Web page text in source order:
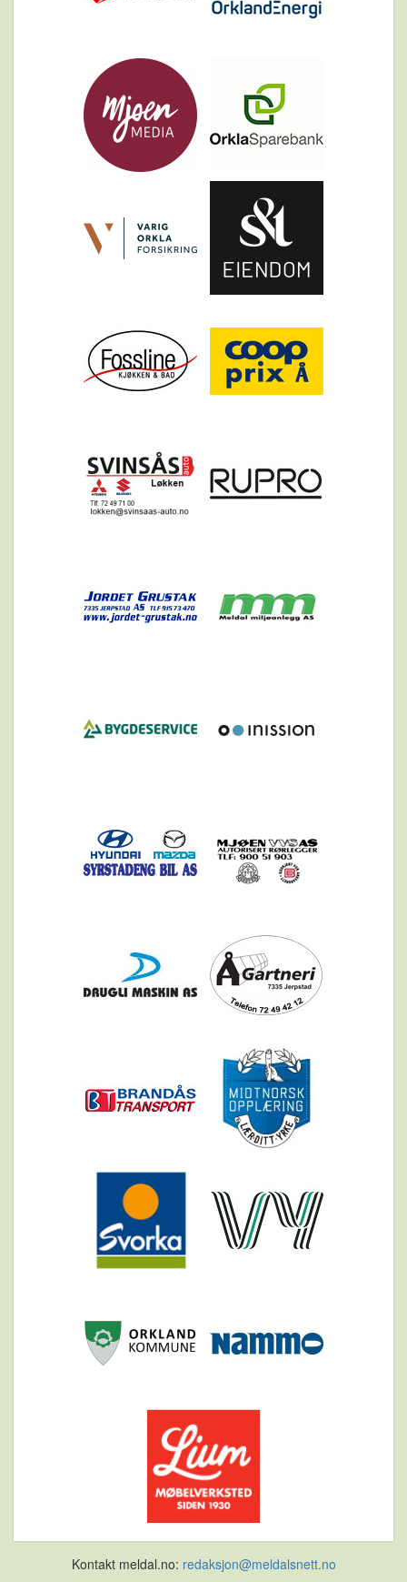
Kontakt meldal.no: redaksjon@meldalsnett.no